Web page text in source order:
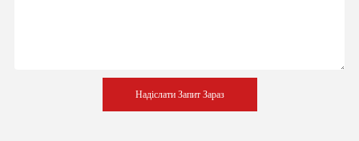
Надіслати Запит Зараз